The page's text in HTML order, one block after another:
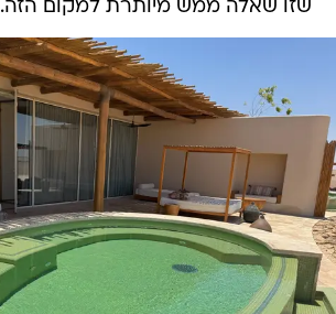
שזו שאלה ממש מיותרת למקום הזה.